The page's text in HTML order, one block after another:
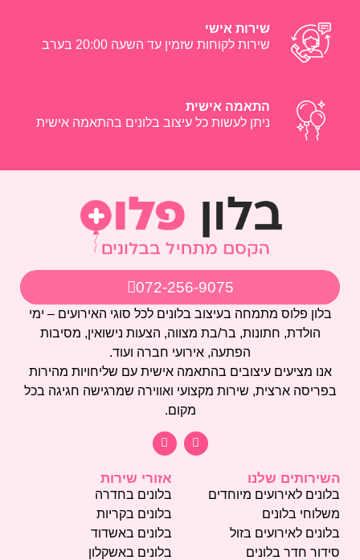
שירות אישי
שירות לקוחות שזמין עד השעה 20:00 בערב
התאמה אישית
ניתן לעשות כל עיצוב בלונים בהתאמה אישית
072-256-9075
בלון פלוס מתמחה בעיצוב בלונים לכל סוגי האירועים – ימי
הולדת, חתונות, בר/בת מצווה, הצעות נישואין, מסיבות
הפתעה, אירועי חברה ועוד.
אנו מציעים עיצובים בהתאמה אישית עם שליחויות מהירות
בפריסה ארצית, שירות מקצועי ואווירה שמרגישה חגיגה בכל
מקום.
השירותים שלנו
בלונים לאירועים מיוחדים
משלוחי בלונים
בלונים לאירועים בזול
סידור חדר בלונים
אזורי שירות
בלונים בחדרה
בלונים בקריות
בלונים באשדוד
בלונים באשקלון